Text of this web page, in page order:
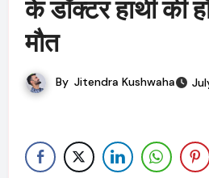
के डॉक्टर हाथी की
मौत
By Jitendra Kushwaha